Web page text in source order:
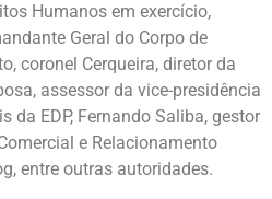
Humanos em exercício,
Geral do Corpo de
coronel Cerqueira, diretor da
assessor da vice-presidência
da EDP, Fernando Saliba, gestor
e Relacionamento
entre outras autoridades.